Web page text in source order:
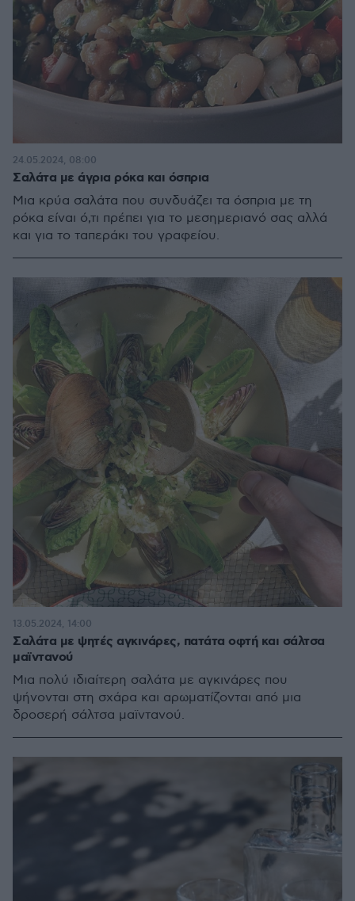
Σαλάτα με άγρια ρόκα και όσπρια
Μια κρύα σαλάτα που συνδυάζει τα όσπρια με τη
ρόκα είναι ό,τι πρέπει για το μεσημεριανό σας αλλά
και για το ταπεράκι του γραφείου.
24.05.2024, 08:00
Σαλάτα με ψητές αγκινάρες, πατάτα οφτή και σάλτσα
μαϊντανού
Μια πολύ ιδιαίτερη σαλάτα με αγκινάρες που
ψήνονται στη σχάρα και αρωματίζονται από μια
δροσερή σάλτσα μαϊντανού.
13.05.2024, 14:00